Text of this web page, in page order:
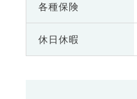
各種保険
休日休暇